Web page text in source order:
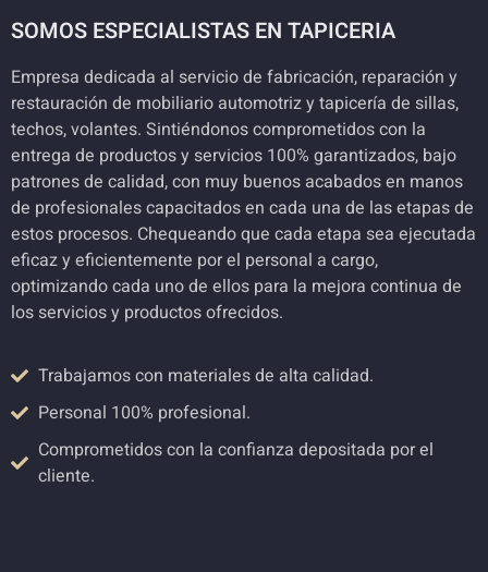
SOMOS ESPECIALISTAS EN TAPICERIA
Empresa dedicada al servicio de fabricación, reparación y
restauración de mobiliario automotriz y tapicería de sillas,
techos, volantes. Sintiéndonos comprometidos con la
entrega de productos y servicios 100% garantizados, bajo
patrones de calidad, con muy buenos acabados en manos
de profesionales capacitados en cada una de las etapas de
estos procesos. Chequeando que cada etapa sea ejecutada
eficaz y eficientemente por el personal a cargo,
optimizando cada uno de ellos para la mejora continua de
los servicios y productos ofrecidos.
Trabajamos con materiales de alta calidad.
Personal 100% profesional.
Comprometidos con la confianza depositada por el
cliente.